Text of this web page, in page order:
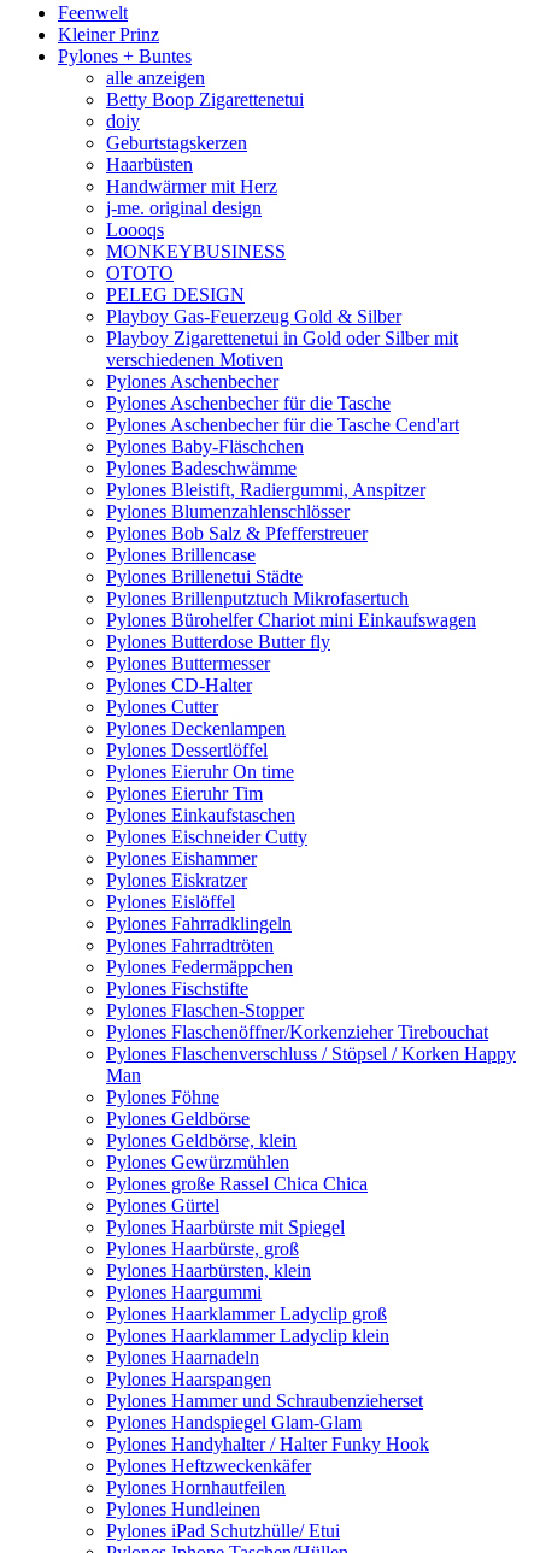
Feenwelt
Kleiner Prinz
Pylones + Buntes
alle anzeigen
Betty Boop Zigarettenetui
doiy
Geburtstagskerzen
Haarbüsten
Handwärmer mit Herz
j-me. original design
Loooqs
MONKEYBUSINESS
OTOTO
PELEG DESIGN
Playboy Gas-Feuerzeug Gold & Silber
Playboy Zigarettenetui in Gold oder Silber mit
verschiedenen Motiven
Pylones Aschenbecher
Pylones Aschenbecher für die Tasche
Pylones Aschenbecher für die Tasche Cend'art
Pylones Baby-Fläschchen
Pylones Badeschwämme
Pylones Bleistift, Radiergummi, Anspitzer
Pylones Blumenzahlenschlösser
Pylones Bob Salz & Pfefferstreuer
Pylones Brillencase
Pylones Brillenetui Städte
Pylones Brillenputztuch Mikrofasertuch
Pylones Bürohelfer Chariot mini Einkaufswagen
Pylones Butterdose Butter fly
Pylones Buttermesser
Pylones CD-Halter
Pylones Cutter
Pylones Deckenlampen
Pylones Dessertlöffel
Pylones Eieruhr On time
Pylones Eieruhr Tim
Pylones Einkaufstaschen
Pylones Eischneider Cutty
Pylones Eishammer
Pylones Eiskratzer
Pylones Eislöffel
Pylones Fahrradklingeln
Pylones Fahrradtröten
Pylones Federmäppchen
Pylones Fischstifte
Pylones Flaschen-Stopper
Pylones Flaschenöffner/Korkenzieher Tirebouchat
Pylones Flaschenverschluss / Stöpsel / Korken Happy
Man
Pylones Föhne
Pylones Geldbörse
Pylones Geldbörse, klein
Pylones Gewürzmühlen
Pylones große Rassel Chica Chica
Pylones Gürtel
Pylones Haarbürste mit Spiegel
Pylones Haarbürste, groß
Pylones Haarbürsten, klein
Pylones Haargummi
Pylones Haarklammer Ladyclip groß
Pylones Haarklammer Ladyclip klein
Pylones Haarnadeln
Pylones Haarspangen
Pylones Hammer und Schraubenzieherset
Pylones Handspiegel Glam-Glam
Pylones Handyhalter / Halter Funky Hook
Pylones Heftzweckenkäfer
Pylones Hornhautfeilen
Pylones Hundleinen
Pylones iPad Schutzhülle/ Etui